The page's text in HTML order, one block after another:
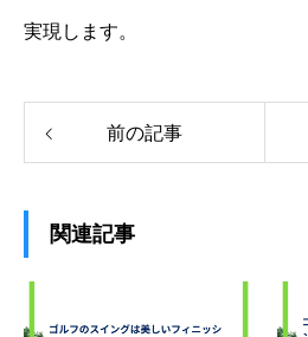
実現します。
前の記事
関連記事